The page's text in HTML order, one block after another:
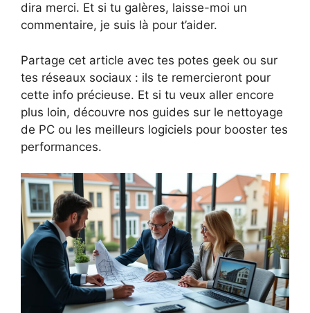
dira merci. Et si tu galères, laisse-moi un
commentaire, je suis là pour t’aider.
Partage cet article avec tes potes geek ou sur
tes réseaux sociaux : ils te remercieront pour
cette info précieuse. Et si tu veux aller encore
plus loin, découvre nos guides sur le nettoyage
de PC ou les meilleurs logiciels pour booster tes
performances.